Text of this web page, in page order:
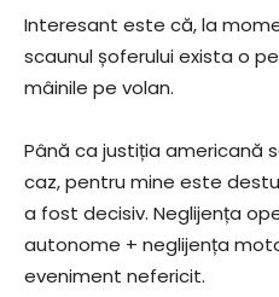
Interesant este că, la
scaunul șoferului exista o
mâinile pe volan.
Până ca justiția americană
caz, pentru mine este
a fost decisiv. Neglijența
autonome + neglijența
eveniment nefericit.